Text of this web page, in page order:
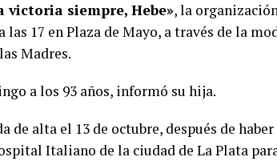
victoria siempre, Hebe», la
17 en Plaza de Mayo, a través de la
Madres.
a los 93 años, informó su hija.
de alta el 13 de octubre, después de
Italiano de la ciudad de La Plata